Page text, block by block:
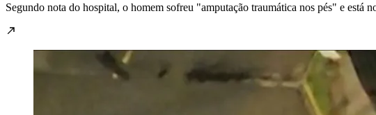
Segundo nota do hospital, o homem sofreu "amputação traumática nos pés" e está